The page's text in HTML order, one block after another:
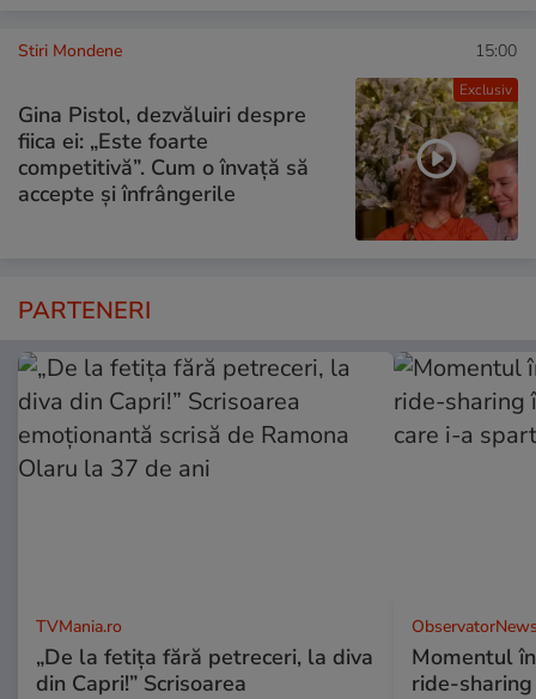
Exclusiv
Stiri Mondene 15:00
Gina Pistol, dezvăluiri despre
fiica ei: „Este foarte
competitivă”. Cum o învață să
accepte și înfrângerile
PARTENERI
TVMania.ro
„De la fetița fără petreceri, la diva
din Capri!” Scrisoarea
Momentul
ride-